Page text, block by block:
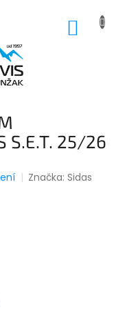
S.E.T. 25/26
Značka:Sidas